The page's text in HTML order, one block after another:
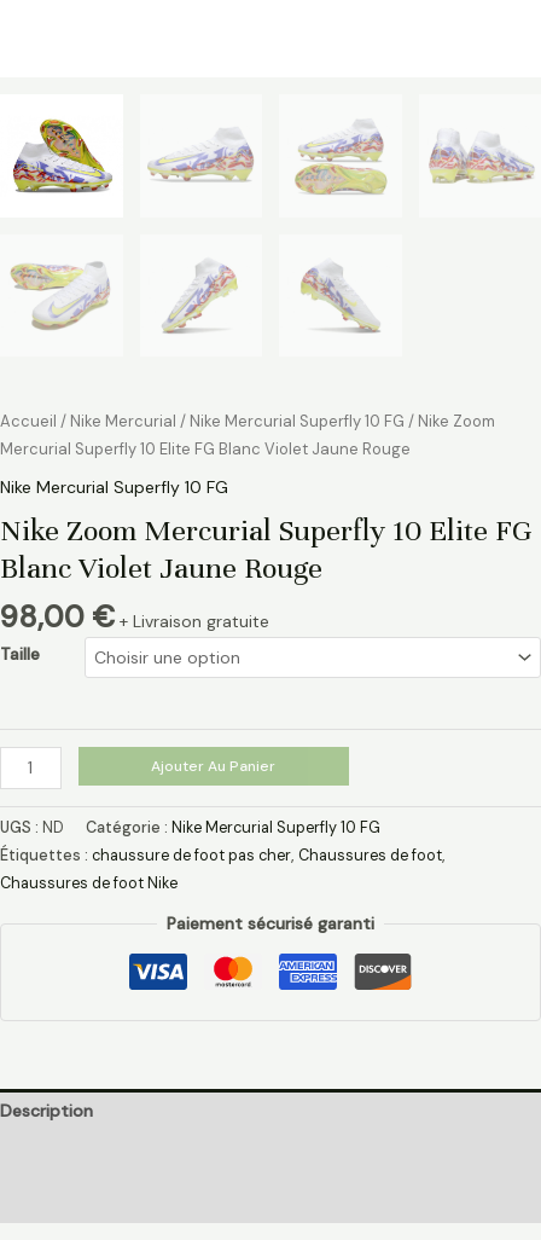
Accueil / Nike Mercurial / Nike Mercurial Superfly 10 FG / Nike Zoom
Mercurial Superfly 10 Elite FG Blanc Violet Jaune Rouge
Nike Mercurial Superfly 10 FG
Nike Zoom Mercurial Superfly 10 Elite FG
Blanc Violet Jaune Rouge
98,00 € + Livraison gratuite
Taille
Ajouter Au Panier
UGS : ND Catégorie : Nike Mercurial Superfly 10 FG
Étiquettes : chaussure de foot pas cher​, Chaussures de foot,
Chaussures de foot Nike
Paiement sécurisé garanti
Description